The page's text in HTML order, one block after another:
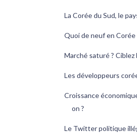
La Corée du Sud, le
Quoi de neuf en Corée
Marché saturé ? Ciblez
Les développeurs
Croissance
on ?
Le Twitter politique